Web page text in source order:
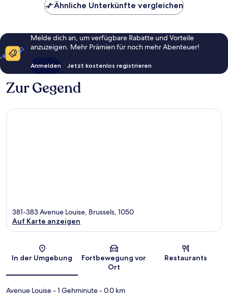
Ähnliche Unterkünfte vergleichen
Melde dich an, um verfügbare Rabatte und Vorteile
anzuzeigen. Mehr Prämien für noch mehr Abenteuer!
Anmelden Jetzt kostenlos registrieren
Zur Gegend
Karte
381-383 Avenue Louise, Brussels, 1050
Auf Karte anzeigen
In der Umgebung
Fortbewegung vor
Ort
Restaurants
Avenue Louise- 1 Gehminute- 0.0 km